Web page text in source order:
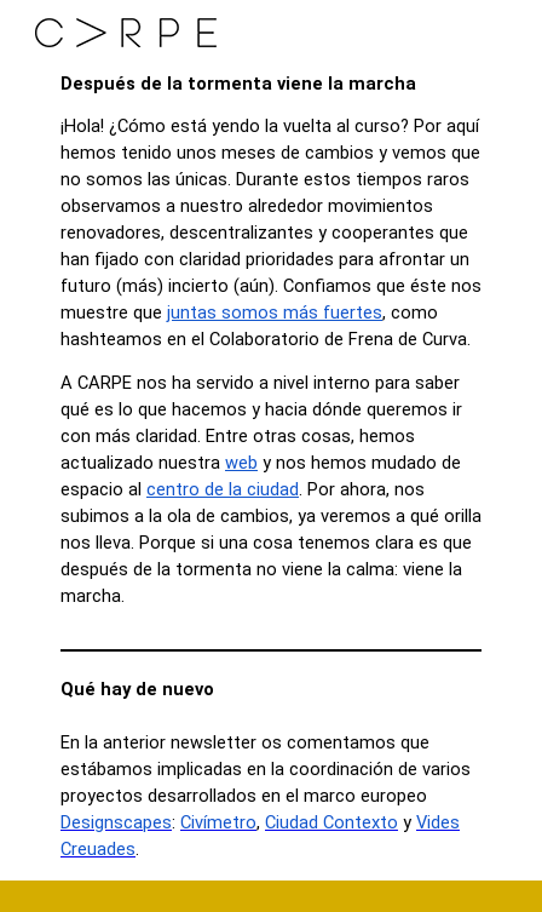
Después de la tormenta viene la marcha
¡Hola! ¿Cómo está yendo la vuelta al curso? Por aquí
hemos tenido unos meses de cambios y vemos que
no somos las únicas. Durante estos tiempos raros
observamos a nuestro alrededor movimientos
renovadores, descentralizantes y cooperantes que
han fijado con claridad prioridades para afrontar un
futuro (más) incierto (aún). Confiamos que éste nos
muestre que juntas somos más fuertes, como
hashteamos en el Colaboratorio de Frena de Curva.
A CARPE nos ha servido a nivel interno para saber
qué es lo que hacemos y hacia dónde queremos ir
con más claridad. Entre otras cosas, hemos
actualizado nuestra web y nos hemos mudado de
espacio al centro de la ciudad. Por ahora, nos
subimos a la ola de cambios, ya veremos a qué orilla
nos lleva. Porque si una cosa tenemos clara es que
después de la tormenta no viene la calma: viene la
marcha.
Qué hay de nuevo
En la anterior newsletter os comentamos que
estábamos implicadas en la coordinación de varios
proyectos desarrollados en el marco europeo
Designscapes: Civímetro, Ciudad Contexto y Vides
Creuades.